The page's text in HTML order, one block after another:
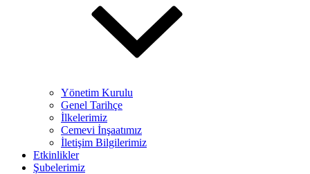
Yönetim Kurulu
Genel Tarihçe
İlkelerimiz
Cemevi İnşaatımız
İletişim Bilgilerimiz
Etkinlikler
Şubelerimiz